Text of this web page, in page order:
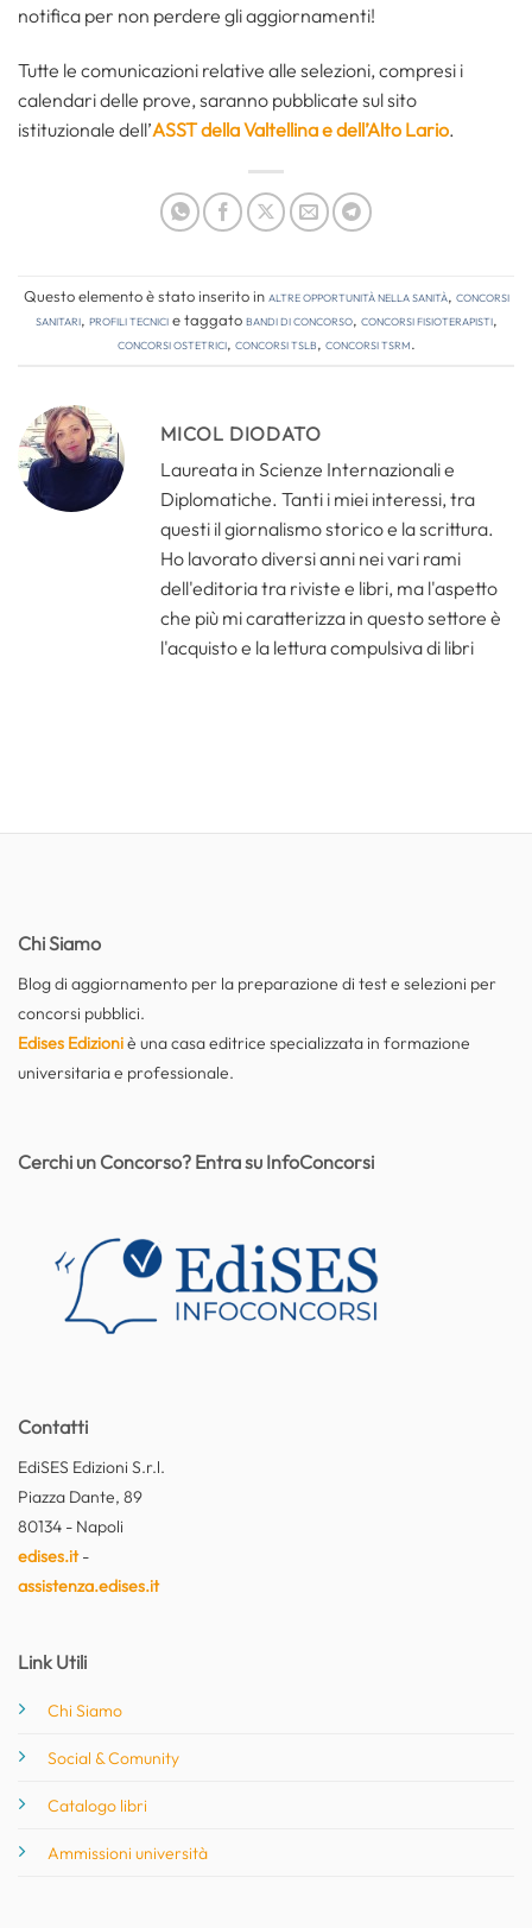
notifica per non perdere gli aggiornamenti!
Tutte le comunicazioni relative alle selezioni, compresi i
calendari delle prove, saranno pubblicate sul sito
istituzionale dell’ASST della Valtellina e dell’Alto Lario.
Questo elemento è stato inserito inAltre opportunità nella sanità, Concorsi
Sanitari, Profili tecnicie taggatobandi di concorso, concorsi fisioterapisti,
concorsi ostetrici, concorsi tslb, concorsi tsrm.
MICOL DIODATO
Laureata in Scienze Internazionali e
Diplomatiche. Tanti i miei interessi, tra
questi il giornalismo storico e la scrittura.
Ho lavorato diversi anni nei vari rami
dell'editoria tra riviste e libri, ma l'aspetto
che più mi caratterizza in questo settore è
l'acquisto e la lettura compulsiva di libri
Chi Siamo
Blog di aggiornamento per la preparazione di test e selezioni per
concorsi pubblici.
Edises Edizioniè una casa editrice specializzata in formazione
universitaria e professionale.
Contatti
EdiSES Edizioni S.r.l.
Piazza Dante, 89
80134 - Napoli
edises.it-
assistenza.edises.it
Link Utili
Chi Siamo
Social & Comunity
Catalogo libri
Ammissioni università
Cerchi un Concorso? Entra su InfoConcorsi